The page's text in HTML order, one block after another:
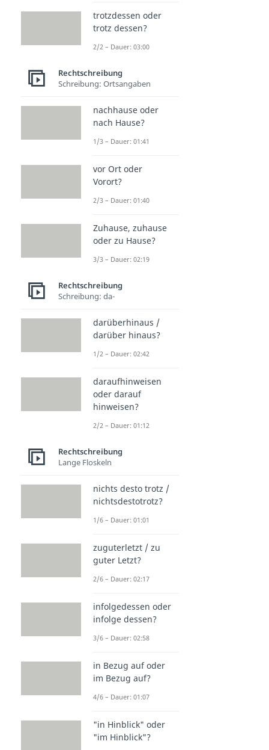
trotzdessen oder
trotz dessen?
2/2 – Dauer: 03:00
Rechtschreibung
Schreibung: Ortsangaben
nachhause oder
nach Hause?
1/3 – Dauer: 01:41
vor Ort oder
Vorort?
2/3 – Dauer: 01:40
Zuhause, zuhause
oder zu Hause?
3/3 – Dauer: 02:19
Rechtschreibung
Schreibung: da-
darüberhinaus /
darüber hinaus?
1/2 – Dauer: 02:42
daraufhinweisen
oder darauf
hinweisen?
2/2 – Dauer: 01:12
Rechtschreibung
Lange Floskeln
nichts desto trotz /
nichtsdestotrotz?
1/6 – Dauer: 01:01
zuguterletzt / zu
guter Letzt?
2/6 – Dauer: 02:17
infolgedessen oder
infolge dessen?
3/6 – Dauer: 02:58
in Bezug auf oder
im Bezug auf?
4/6 – Dauer: 01:07
"in Hinblick" oder
"im Hinblick"?